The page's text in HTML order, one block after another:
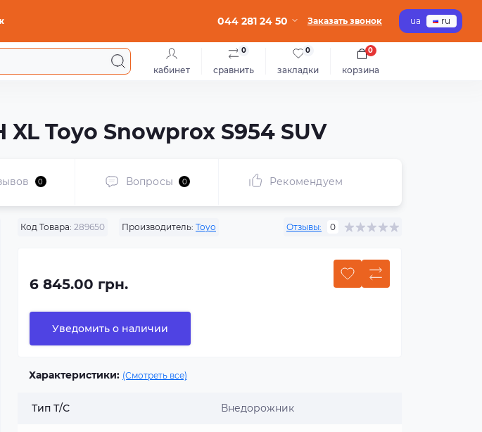
044 281 24 50 Заказать звонок ua ru
кабинет сравнить
0
закладки
0
корзина
0
Toyo Snowprox S954 SUV
0 Вопросы 0 Рекомендуем
Код Товара: 289650 Производитель: Toyo Отзывы: 0
6 845.00 грн.
Уведомить о наличии
Характеристики: (Смотреть все)
Тип Т/С Внедорожник